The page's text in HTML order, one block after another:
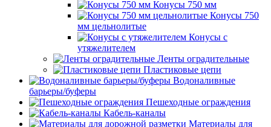
Конусы 750 мм
Конусы 750
мм цельнолитые
Конусы с
утяжелителем
Ленты оградительные
Пластиковые цепи
Водоналивные
барьеры/буферы
Пешеходные ограждения
Кабель-каналы
Материалы для